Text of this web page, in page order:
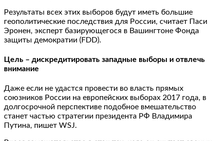
Результаты всех этих выборов будут иметь большие
геополитические последствия для России, считает Паси
Эронен, эксперт базирующегося в Вашингтоне Фонда
защиты демократии (FDD).
Цель – дискредитировать западные выборы и отвлечь
внимание
Даже если не удастся провести во власть прямых
союзников России на европейских выборах 2017 года, в
долгосрочной перспективе подобное вмешательство
станет частью стратегии президента РФ Владимира
Путина, пишет WSJ.